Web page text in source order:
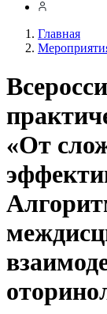
Главная
«От